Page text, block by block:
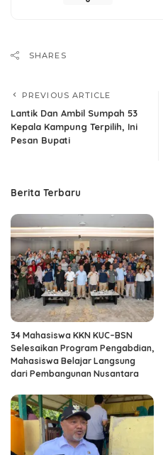
SHARES
PREVIOUS ARTICLE
Lantik Dan Ambil Sumpah 53
Kepala Kampung Terpilih, Ini
Pesan Bupati
Berita Terbaru
34 Mahasiswa KKN KUC–BSN
Selesaikan Program Pengabdian,
Mahasiswa Belajar Langsung
dari Pembangunan Nusantara